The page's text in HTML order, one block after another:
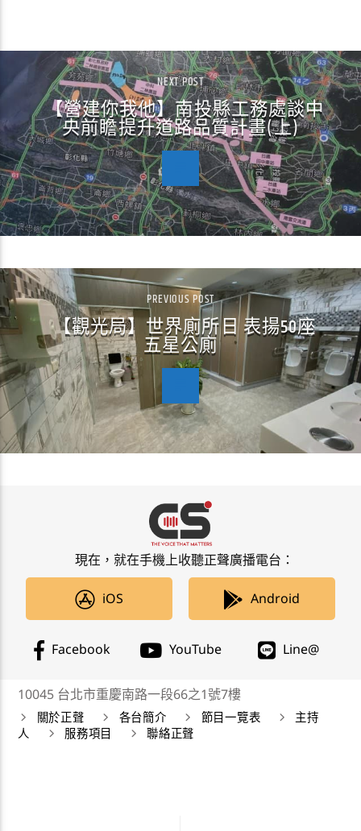
NEXT POST
【營建你我他】南投縣工務處談中
央前瞻提升道路品質計畫(上)
PREVIOUS POST
【觀光局】世界廁所日 表揚50座
五星公廁
現在，就在手機上收聽正聲廣播電台：
iOS Android
Facebook YouTube Line@
10045 台北市重慶南路一段66之1號7樓
關於正聲
各台簡介 節目一覽表
主持
人
服務項目 聯絡正聲